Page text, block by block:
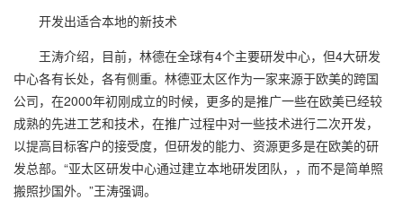
开发出适合本地的新技术
王涛介绍，目前，林德在全球有4个主要研发中心，但4大研发
中心各有长处，各有侧重。林德亚太区作为一家来源于欧美的跨国
公司，在2000年初刚成立的时候，更多的是推广一些在欧美已经较
成熟的先进工艺和技术，在推广过程中对一些技术进行二次开发，
以提高目标客户的接受度，但研发的能力、资源更多是在欧美的研
发总部。“亚太区研发中心通过建立本地研发团队，，而不是简单照
搬照抄国外。”王涛强调。